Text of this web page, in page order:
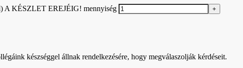
A KÉSZLET EREJÉIG! mennyiség
készséggel állnak rendelkezésére, hogy megválaszolják kérdéseit.